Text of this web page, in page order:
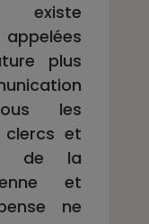
existe
plus
les
et
de la
et
ne